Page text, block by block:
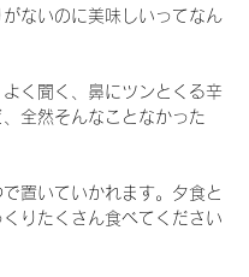
がないのに美味しいってなん
く聞く、鼻にツンとくる辛
全然そんなことなかった
置いていかれます。夕食と
りたくさん食べてください